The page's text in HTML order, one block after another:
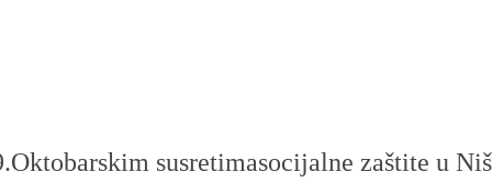
susretimasocijalne zaštite u